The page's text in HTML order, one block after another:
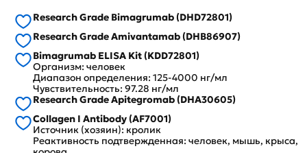
Research Grade Bimagrumab (DHD72801)
Research Grade Amivantamab (DHB86907)
Bimagrumab ELISA Kit (KDD72801)
Организм: человек
Диапазон определения: 125-4000 нг/мл
Чувствительность: 97.28 нг/мл
Research Grade Apitegromab (DHA30605)
Collagen I Antibody (AF7001)
Источник (хозяин): кролик
Реактивность подтвержденная: человек, мышь, крыса,